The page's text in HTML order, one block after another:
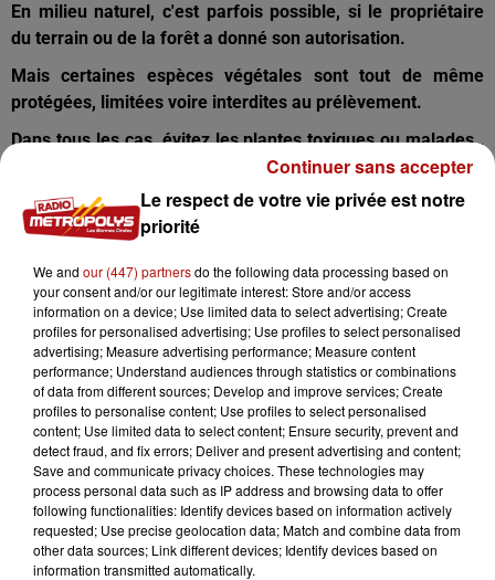
En milieu naturel, c'est parfois possible, si le propriétaire
du terrain ou de la forêt a donné son autorisation.
Mais certaines espèces végétales sont tout de même
protégées, limitées voire interdites au prélèvement.
Dans tous les cas, évitez les plantes toxiques ou malades ,
ne les déracinez pas et ne prenez qu'une petite quantité.
Vous avez un inventaire national du patrimoine naturel, en
fonction des régions,disponible sur ce site
Le respect de votre vie privée est notre
priorité
We and our (447) partnersdo the following data processing based on
your consent and/or our legitimate interest: Store and/or access
information on a device; Use limited data to select advertising; Create
profiles for personalised advertising; Use profiles to select personalised
advertising; Measure advertising performance; Measure content
performance; Understand audiences through statistics or combinations
of data from different sources; Develop and improve services; Create
profiles to personalise content; Use profiles to select personalised
content; Use limited data to select content; Ensure security, prevent and
detect fraud, and fix errors; Deliver and present advertising and content;
Save and communicate privacy choices. These technologies may
process personal data such as IP address and browsing data to offer
following functionalities: Identify devices based on information actively
requested; Use precise geolocation data; Match and combine data from
other data sources; Link different devices; Identify devices based on
information transmitted automatically.
Continuer sans accepter